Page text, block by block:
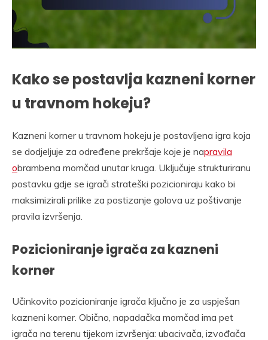
Kako se postavlja kazneni korner
u travnom hokeju?
Kazneni korner u travnom hokeju je postavljena igra koja
se dodjeljuje za određene prekršaje koje je napravila
obrambena momčad unutar kruga. Uključuje strukturiranu
postavku gdje se igrači strateški pozicioniraju kako bi
maksimizirali prilike za postizanje golova uz poštivanje
pravila izvršenja.
Pozicioniranje igrača za kazneni
korner
Učinkovito pozicioniranje igrača ključno je za uspješan
kazneni korner. Obično, napadačka momčad ima pet
igrača na terenu tijekom izvršenja: ubacivača, izvođača